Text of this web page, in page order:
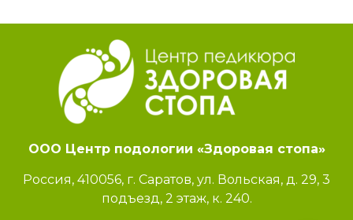
ООО Центр подологии «Здоровая стопа»
Россия, 410056, г. Саратов, ул. Вольская, д. 29, 3
подъезд, 2 этаж, к. 240.